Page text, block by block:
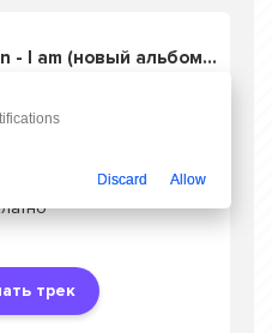
Слушать Macan - I am (новый альбом 2024)
или слушать онлайн
трек
Discard Allow